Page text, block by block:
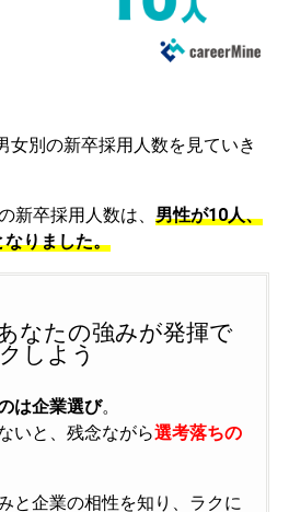
女別の新卒採用人数を見ていき
新卒採用人数は、 男性が10人、
りました。
なたの強みが発揮で
しよう
は企業選び。
いと、残念ながら選考落ちの
と企業の相性を知り、ラクに